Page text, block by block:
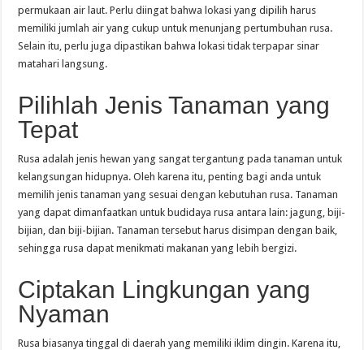
permukaan air laut. Perlu diingat bahwa lokasi yang dipilih harus
memiliki jumlah air yang cukup untuk menunjang pertumbuhan rusa.
Selain itu, perlu juga dipastikan bahwa lokasi tidak terpapar sinar
matahari langsung.
Pilihlah Jenis Tanaman yang
Tepat
Rusa adalah jenis hewan yang sangat tergantung pada tanaman untuk
kelangsungan hidupnya. Oleh karena itu, penting bagi anda untuk
memilih jenis tanaman yang sesuai dengan kebutuhan rusa. Tanaman
yang dapat dimanfaatkan untuk budidaya rusa antara lain: jagung, biji-
bijian, dan biji-bijian. Tanaman tersebut harus disimpan dengan baik,
sehingga rusa dapat menikmati makanan yang lebih bergizi.
Ciptakan Lingkungan yang
Nyaman
Rusa biasanya tinggal di daerah yang memiliki iklim dingin. Karena itu,